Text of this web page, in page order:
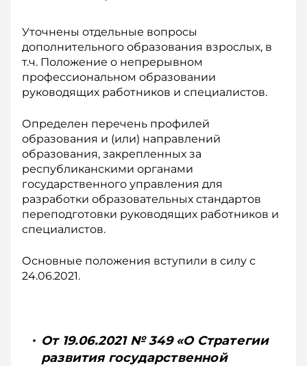
Уточнены отдельные вопросы
дополнительного образования взрослых, в
т.ч. Положение о непрерывном
профессиональном образовании
руководящих работников и специалистов.
Определен перечень профилей
образования и (или) направлений
образования, закрепленных за
республиканскими органами
государственного управления для
разработки образовательных стандартов
переподготовки руководящих работников и
специалистов.
Основные положения вступили в силу с
24.06.2021.
От 19.06.2021 № 349 «О Стратегии
развития государственной